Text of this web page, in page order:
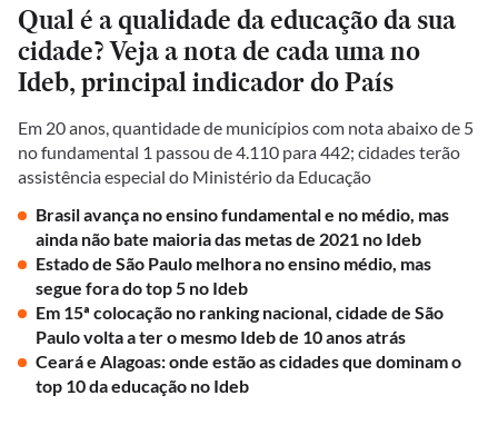
Qual é a qualidade da educação da sua
cidade? Veja a nota de cada uma no
Ideb, principal indicador do País
Em 20 anos, quantidade de municípios com nota abaixo de 5
no fundamental 1 passou de 4.110 para 442; cidades terão
assistência especial do Ministério da Educação
Brasil avança no ensino fundamental e no médio, mas
ainda não bate maioria das metas de 2021 no Ideb
Estado de São Paulo melhora no ensino médio, mas
segue fora do top 5 no Ideb
Em 15ª colocação no ranking nacional, cidade de São
Paulo volta a ter o mesmo Ideb de 10 anos atrás
Ceará e Alagoas: onde estão as cidades que dominam o
top 10 da educação no Ideb